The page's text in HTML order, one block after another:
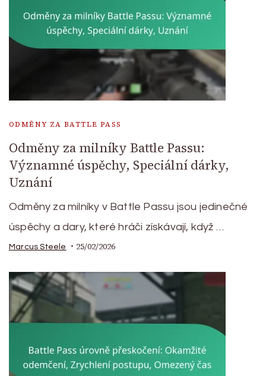
ODMĚNY ZA BATTLE PASS
Odměny za milníky Battle Passu:
Významné úspěchy, Speciální dárky,
Uznání
Odměny za milníky v Battle Passu jsou jedinečné
úspěchy a dary, které hráči získávají, když …
Marcus Steele 25/02/2026